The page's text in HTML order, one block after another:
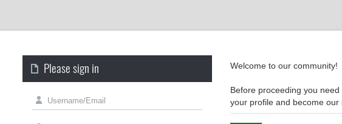
Please sign in Welcome to our community!
Before proceeding you
your profile and become our